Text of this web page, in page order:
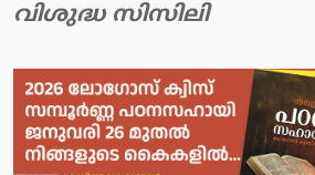
വിശുദ്ധ സിസിലി